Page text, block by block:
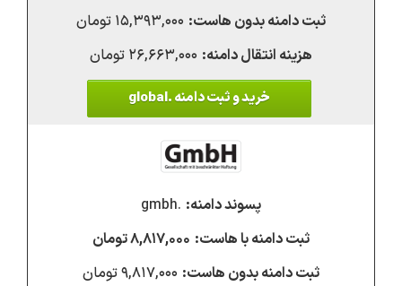
۱۵,۳۹۳,۰۰۰ تومان
۲۶,۶۶۳,۰۰۰ تومان
خرید و ثبت دامنه .global
.gmbh
۸,۸۱۷,۰۰۰ تومان
۹,۸۱۷,۰۰۰ تومان